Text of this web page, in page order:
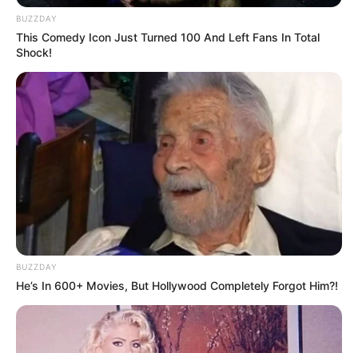
minuto.
para o desenvolvimento de habilidades e a detecção de
novos talentos no futebol, com as equipes demonstrando
grande dedicação e melhorias a cada rodada.
BUZZDAY
This Comedy Icon Just Turned 100 And Left Fans In Total
Shock!
BUZZDAY
He’s In 600+ Movies, But Hollywood Completely Forgot Him?!